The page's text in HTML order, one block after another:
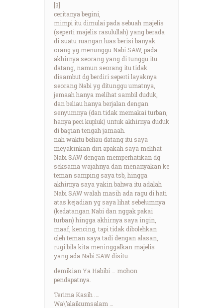
[3]
ceritanya begini,
mimpi itu dimulai pada sebuah majelis
(seperti majelis rasulullah) yang berada
di suatu ruangan luas berisi banyak
orang yg menunggu Nabi SAW, pada
akhirnya seorang yang di tunggu itu
datang, namun seorang itu tidak
disambut dg berdiri seperti layaknya
seorang Nabi yg ditunggu umatnya,
jemaah hanya melihat sambil duduk,
dan beliau hanya berjalan dengan
senyumnya (dan tidak memakai turban,
hanya peci kupluk) untuk akhirnya duduk
di bagian tengah jamaah.
nah waktu beliau datang itu saya
meyakinkan diri apakah saya melihat
Nabi SAW dengan memperhatikan dg
seksama wajahnya dan menanyakan ke
teman samping saya tsb, hingga
akhirnya saya yakin bahwa itu adalah
Nabi SAW walah masih ada ragu di hati
atas kejadian yg saya lihat sebelumnya
(kedatangan Nabi dan nggak pakai
turban) hingga akhirnya saya ingin,
maaf, kencing, tapi tidak dibolehkan
oleh teman saya tadi dengan alasan,
rugi bila kita meninggalkan majelis
yang ada Nabi SAW disitu.
demikian Ya Habibi … mohon
pendapatnya.
Terima Kasih ….
Wa\’alaikumsalam …